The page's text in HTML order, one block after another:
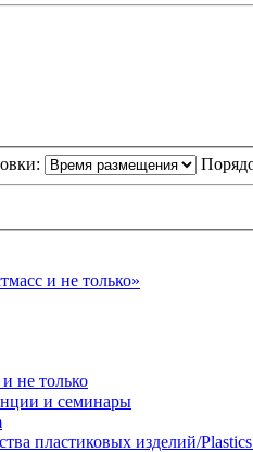
и не только»
не только
и семинары
пластиковых изделий/